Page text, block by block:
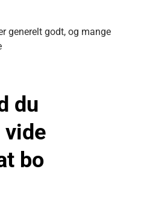
generelt godt, og mange
du
bo